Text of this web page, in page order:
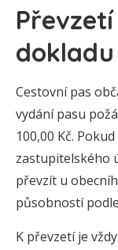
dokladu
Cestovní pas
vydání pasu
100,00 Kč.
zastupitelského
převzít u
působností
K převzetí je